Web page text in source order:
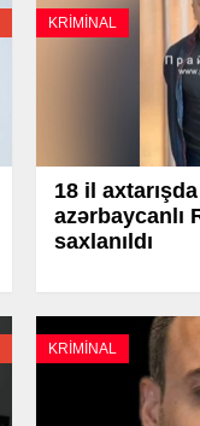
KRİMİNAL
18 il
azərbaycanlı
saxlanıldı
KRİMİNAL